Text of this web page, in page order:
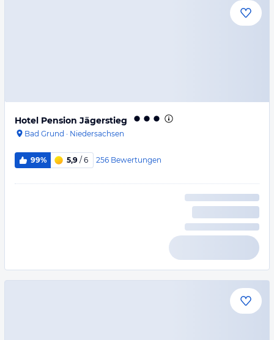
Hotel Pension Jägerstieg
Bad Grund · Niedersachsen
99% 5,9 / 6 256 Bewertungen